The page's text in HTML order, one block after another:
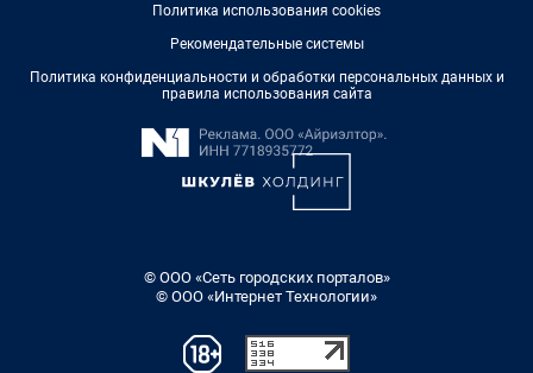
Политика использования cookies
Рекомендательные системы
Политика конфиденциальности и обработки персональных данных и
правила использования сайта
© ООО «Сеть городских порталов»
© ООО «Интернет Технологии»